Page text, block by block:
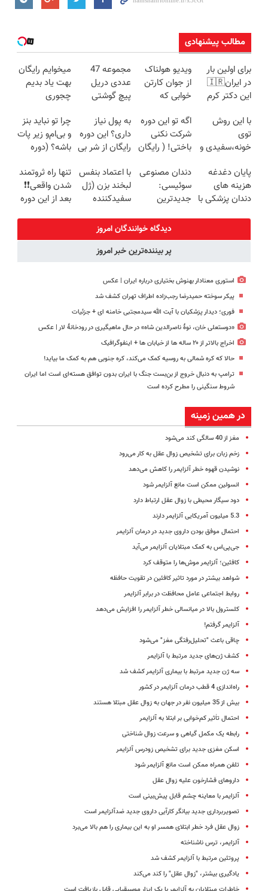
مطالب پیشنهادی
برای اولین بار
در ایران🇮🇷
این دکتر کرم
روزه ساخت!
ویدیو هولناک
از جوان کارتن
خوابی که
آموزش رایگان
مجموعه 47
عددی دریل
پیچ گوشتی
به مدت
محدود)
میخوایم رایگان
بهت یاد بدیم
چجوری
نداری امتحانش
مجانیه
با این روش
توی
خونه،سفیدی و
برگردون
(40%off)
اگه تو این دوره
شرکت نکنی
باختی! ( رایگان
پولدار شی)
به پول نیاز
داری؟ این دوره
رایگان از شر بی
میکنه
چرا تو نباید بنز
و بی‌ام‌و زیر پات
باشه؟ (دوره
میلیاردی)
پایان دغدغه
هزینه های
دندان پزشکی با
دندان مصنوعی
سوئیسی:
جدیدترین
سبک و مقاوم |
پرداخت قسطی
با اعتماد بنفس
لبخند بزن (ژل
سفیدکننده
تنها راه ثروتمند
شدن واقعی❗❗
بعد از این دوره
دیدگاه خوانندگان امروز
پر بیننده‌ترین خبر امروز
استوری معنادار بهنوش بختیاری درباره ایران | عکس
پیکر سوخته حمیدرضا رجب‌زاده اطراف تهران کشف شد
فوری؛ دیدار پزشکیان با آیت الله سیدمجتبی خامنه ای + جزئیات
«دوستعلی خان، نوۀ ناصرالدین شاه» در حال ماهیگیری در رودخانۀ لار | عکس
اخراج بالاتر از ۲۰ ساله ها از خیابان ها + اینفوگرافیک
حالا که کره شمالی به روسیه کمک می‌کند، کره جنوبی هم به کمک ما بیاید!
ترامپ به دنبال خروج از بن‌بست جنگ با ایران بدون توافق هسته‌ای است اما ایران
شروط سنگینی را مطرح کرده است
در همین زمینه
مغز از 40 سالگی کند می‌شود
زخم زبان برای تشخیص زوال عقل به کار می‌رود
نوشیدن قهوه خطر آلزایمر را کاهش می‌دهد
انسولین ممکن است مانع آلزایمر شود
دود سیگار محیطی با زوال عقل ارتباط دارد
5.3 میلیون آمریکایی آلزایمر دارند
احتمال موفق بودن داروی جدید در درمان آلزایمر
جی‌پی‌اس به کمک مبتلایان آلزایمر می‌آید
کافئین؛ آلزایمر موش‌ها را متوقف کرد
شواهد بیشتر در مورد تاثیر کافئین در تقویت حافظه
روابط اجتماعی عامل محافظت در برابر آلزایمر
کلسترول بالا در میانسالی خطر آلزایمر را افزایش می‌دهد
آلزایمر ‌‌گرفتم!
چاقی باعث "تحلیل‌رفتگی مغز" می‌شود
کشف ژن‌های جدید مرتبط با آلزایمر
سه ژن جدید مرتبط با بیماری آلزایمر کشف شد
راه‌اندازی 4 قطب درمان آلزایمر در کشور
بیش از 35 میلیون نفر در جهان به زوال عقل مبتلا هستند
احتمال تاٰثیر کم‌خوابی بر ابتلا به آلزایمر
رابطه یک مکمل گیاهی و سرعت زوال شناختی
اسکن مغزی جدید برای تشخیص زودرس آلزایمر
تلفن‌ همراه ممکن است مانع آلزایمر شود
داروهای فشارخون علیه زوال عقل
آلزایمر با معاینه چشم قابل پیش‌بینی است
تصویربرداری جدید بیانگر کارآیی داروی جدید ضدآلزایمر است
زوال عقل فرد خطر ابتلای همسر او به این بیماری را هم بالا می‌برد
آلزایمر، ترس ناشناخته
پروتئین مرتبط با آلزایمر کشف شد
یادگیری بیشتر، "زوال عقل" را کند می‌کند